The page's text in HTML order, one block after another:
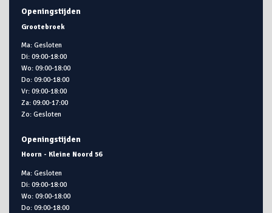
Openingstijden
Grootebroek
Ma: Gesloten
Di: 09:00-18:00
Wo: 09:00-18:00
Do: 09:00-18:00
Vr: 09:00-18:00
Za: 09:00-17:00
Zo: Gesloten
Openingstijden
Hoorn - Kleine Noord 56
Ma: Gesloten
Di: 09:00-18:00
Wo: 09:00-18:00
Do: 09:00-18:00